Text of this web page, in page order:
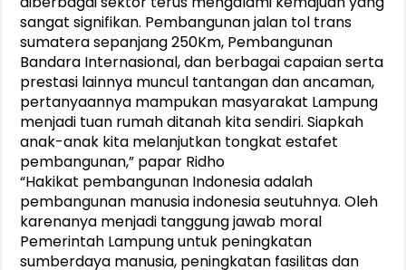
sangat signifikan. Pembangunan jalan tol trans
sumatera sepanjang 250Km, Pembangunan
Bandara Internasional, dan berbagai capaian serta
prestasi lainnya muncul tantangan dan ancaman,
pertanyaannya mampukan masyarakat Lampung
menjadi tuan rumah ditanah kita sendiri. Siapkah
anak-anak kita melanjutkan tongkat estafet
pembangunan,” papar Ridho
“Hakikat pembangunan Indonesia adalah
pembangunan manusia indonesia seutuhnya. Oleh
karenanya menjadi tanggung jawab moral
Pemerintah Lampung untuk peningkatan
sumberdaya manusia, peningkatan fasilitas dan